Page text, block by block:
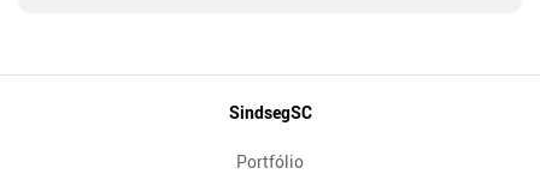
SindsegSC
Portfólio